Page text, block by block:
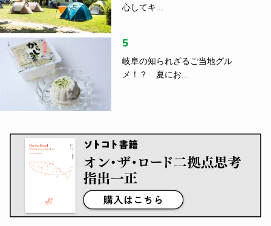
心してキ...
5
岐阜の知られざるご当地グル
メ！？ 夏にお...